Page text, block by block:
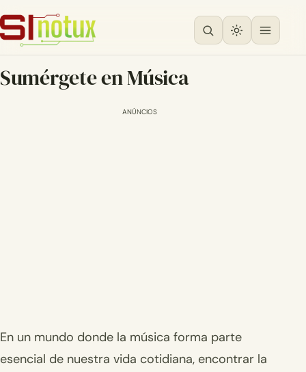
Sumérgete en Música
ANÚNCIOS
En un mundo donde la música forma parte
esencial de nuestra vida cotidiana, encontrar la